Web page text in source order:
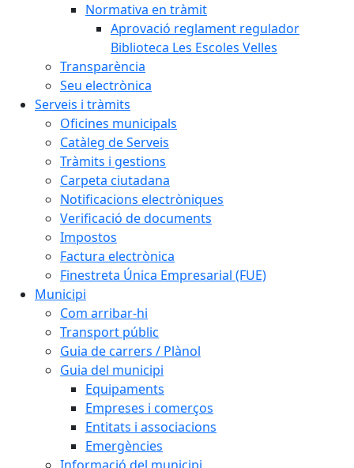
Normativa en tràmit
Aprovació reglament regulador
Biblioteca Les Escoles Velles
Transparència
Seu electrònica
Serveis i tràmits
Oficines municipals
Catàleg de Serveis
Tràmits i gestions
Carpeta ciutadana
Notificacions electròniques
Verificació de documents
Impostos
Factura electrònica
Finestreta Única Empresarial (FUE)
Municipi
Com arribar-hi
Transport públic
Guia de carrers / Plànol
Guia del municipi
Equipaments
Empreses i comerços
Entitats i associacions
Emergències